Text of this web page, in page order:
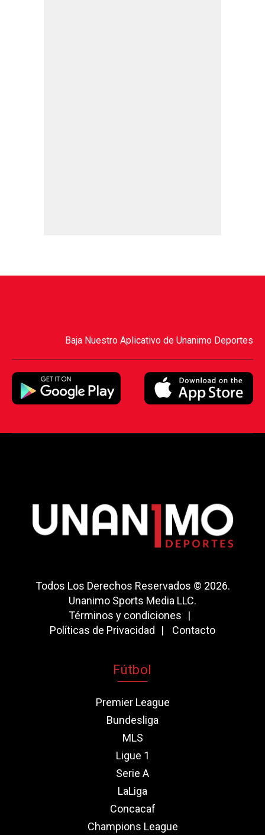
Baja Nuestro Aplicativo de Unanimo Deportes
Todos Los Derechos Reservados © 2026.
Unanimo Sports Media LLC.
Términos y condiciones
Políticas de Privacidad
Contacto
Fútbol
Premier League
Bundesliga
MLS
Ligue 1
Serie A
LaLiga
Concacaf
Champions League